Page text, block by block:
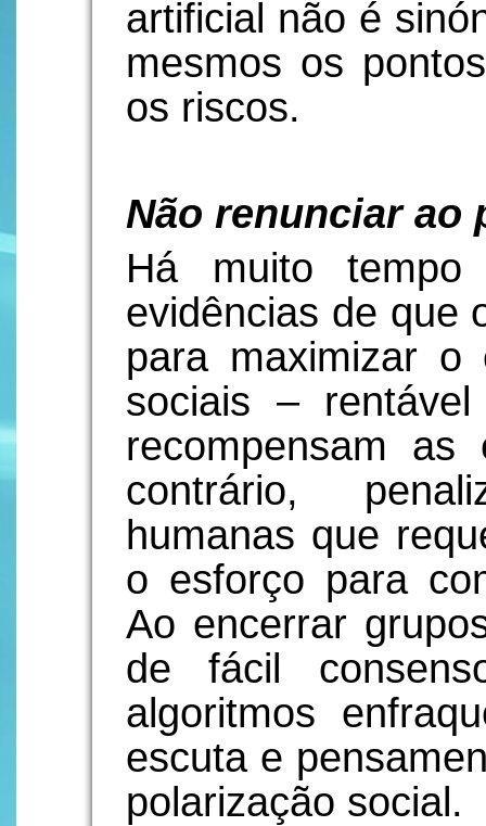
artificial não é
mesmos os
os riscos.
Não renunciar ao
Há muito tempo
evidências de que
para maximizar o
sociais –
recompensam
contrário,
humanas que
o esforço para
Ao encerrar
de fácil
algoritmos
escuta e
polarização social.